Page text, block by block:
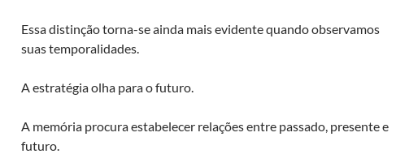
Essa distinção torna-se ainda mais evidente quando observamos
suas temporalidades.
A estratégia olha para o futuro.
A memória procura estabelecer relações entre passado, presente e
futuro.